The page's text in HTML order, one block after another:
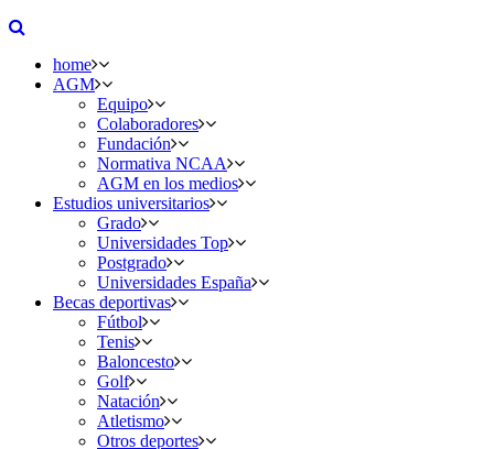
home
AGM
Equipo
Colaboradores
Fundación
Normativa NCAA
AGM en los medios
Estudios universitarios
Grado
Universidades Top
Postgrado
Universidades España
Becas deportivas
Fútbol
Tenis
Baloncesto
Golf
Natación
Atletismo
Otros deportes